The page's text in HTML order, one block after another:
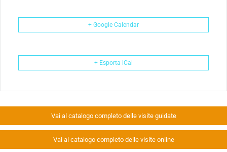
+ Google Calendar
+ Esporta iCal
Vai al catalogo completo delle visite guidate
Vai al catalogo completo delle visite online